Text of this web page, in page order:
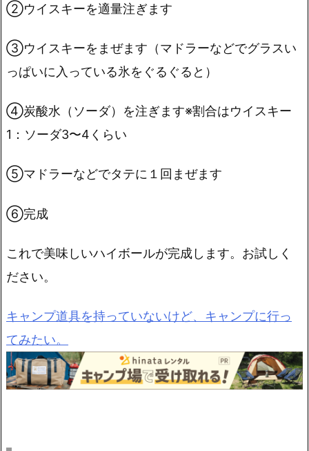
②ウイスキーを適量注ぎます
③ウイスキーをまぜます（マドラーなどでグラスい
っぱいに入っている氷をぐるぐると）
④炭酸水（ソーダ）を注ぎます※割合はウイスキー
1：ソーダ3〜4くらい
⑤マドラーなどでタテに１回まぜます
⑥完成
これで美味しいハイボールが完成します。お試しく
ださい。
キャンプ道具を持っていないけど、キャンプに行っ
てみたい。